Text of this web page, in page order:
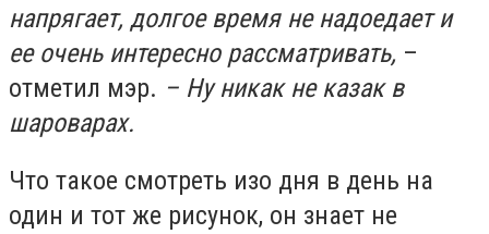
напрягает, долгое время не надоедает и
ее очень интересно рассматривать, –
отметил мэр. – Ну никак не казак в
шароварах.
Что такое смотреть изо дня в день на
один и тот же рисунок, он знает не